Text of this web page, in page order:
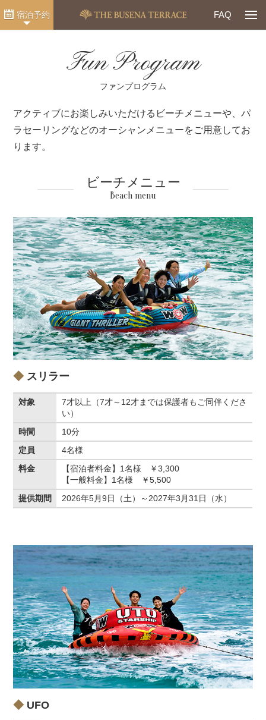
FAQ
Fun Program
ファンプログラム
アクティブにお楽しみいただけるビーチメニューや、パ
ラセーリングなどのオーシャンメニューをご用意してお
ります。
ビーチメニュー
Beach menu
スリラー
対象
7才以上（7才～12才までは保護者もご同伴くださ
い）
時間
10分
定員
4名様
料金
【宿泊者料金】1名様 ￥3,300
【一般料金】1名様 ￥5,500
提供期間
2026年5月9日（土）～2027年3月31日（水）
UFO
宿泊予約